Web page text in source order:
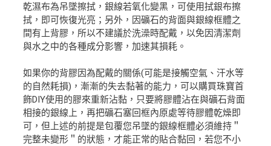
乾濕布為吊墜擦拭，銀線若氧化變黑，可使用拭銀布擦
拭，即可恢復光亮；另外，因礦石的背面與銀線框體之
間有上背膠，所以不建議於洗澡時配戴，以免因清潔劑
與水之中的各種成分影響，加速其損耗。
如果你的背膠因為配戴的關係(可能是接觸空氣、汗水等
的自然耗損)，漸漸的失去黏著的能力，可以購買珠寶首
飾DIY使用的膠來重新沾黏，只要將膠體沾在與礦石背面
相接的銀線上，再把礦石塞回框內原處等待膠體乾燥即
可，但上述的前提是包覆您吊墜的銀線框體必須維持＂
完整未變形＂的狀態，才能正常的貼合黏回，若您不小